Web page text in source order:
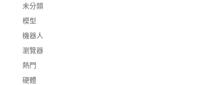
未分類
模型
機器人
瀏覽器
熱門
硬體